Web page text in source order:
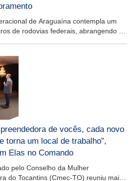
de Araguaína contempla um
de rodovias federais, abrangendo 34
de vocês, cada novo
torna um local de trabalho”,
Elas no Comando
pelo Conselho da Mulher
do Tocantins (Cmec-TO) reuniu mais